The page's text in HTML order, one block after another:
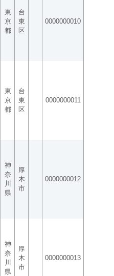
東
京
都
台
東
区
0000000010
東
京
都
台
東
区
0000000011
神
奈
川
県
厚
木
市
0000000012
神
奈
川
県
厚
木
市
0000000013